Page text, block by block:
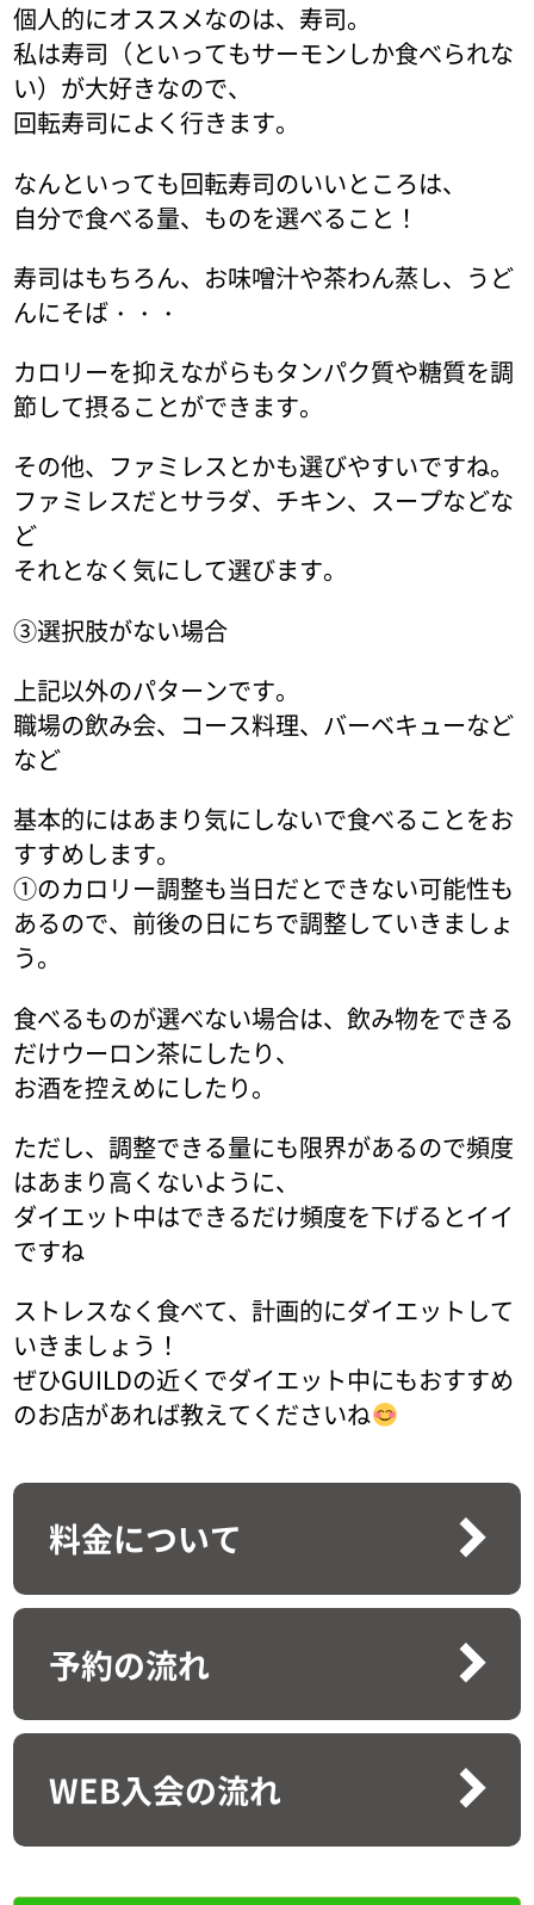
個人的にオススメなのは、寿司。
私は寿司（といってもサーモンしか食べられな
い）が大好きなので、
回転寿司によく行きます。
なんといっても回転寿司のいいところは、
自分で食べる量、ものを選べること！
寿司はもちろん、お味噌汁や茶わん蒸し、うど
んにそば・・・
カロリーを抑えながらもタンパク質や糖質を調
節して摂ることができます。
その他、ファミレスとかも選びやすいですね。
ファミレスだとサラダ、チキン、スープなどな
ど
それとなく気にして選びます。
③選択肢がない場合
上記以外のパターンです。
職場の飲み会、コース料理、バーベキューなど
など
基本的にはあまり気にしないで食べることをお
すすめします。
①のカロリー調整も当日だとできない可能性も
あるので、前後の日にちで調整していきましょ
う。
食べるものが選べない場合は、飲み物をできる
だけウーロン茶にしたり、
お酒を控えめにしたり。
ただし、調整できる量にも限界があるので頻度
はあまり高くないように、
ダイエット中はできるだけ頻度を下げるとイイ
ですね
ストレスなく食べて、計画的にダイエットして
いきましょう！
ぜひGUILDの近くでダイエット中にもおすすめ
のお店があれば教えてくださいね
料金について
予約の流れ
WEB入会の流れ